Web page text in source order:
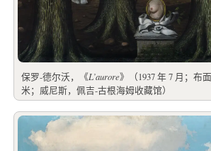
保罗-德尔沃，《L’aurore》（1937 年 7 月；布
米；威尼斯，佩吉-古根海姆收藏馆）